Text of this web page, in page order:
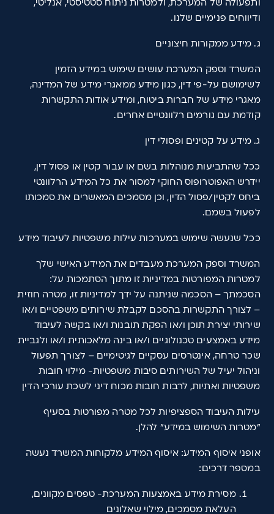
ותפעולה של המערכת, ולמטרות ניתוח סטטיסטי, אנליטי,
ודיווחים פנימיים שלנו.
ג. מידע ממקורות חיצוניים
המשרד וספק המערכת עושים שימוש במידע הזמין
לשימושם על-פי דין, כגון מידע ממאגרי מידע של המדינה,
מאגרי מידע של חברות ביטוח, ומידע אודות התקשרות
קודמת עם גורמים רלוונטיים אחרים.
ג. מידע על קטינים ופסולי דין
ככל שהתביעות מנוהלות בשם או עבור קטין או פסול דין,
יידרש האפוטרופוס החוקי למסור את כל המידע הרלוונטי
ביחס לקטין/פסול הדין, וכן מסמכים המאשרים את סמכותו
לפעול בשמם.
ככל שנעשה שימוש במערכות עילות משפטיות לעיבוד מידע
המשרד וספק המערכת מעבדים את המידע האישי שלך
למטרות המפורטות במדיניות זו מתוך הסתמכות על:
הסכמתך – הסכמה שניתנה על ידך למדיניות זו, מטרה חוזית
– לצורך התקשרות בהסכם לקבלת שירותים משפטיים ו/או
שירותי יצירת תוכן ו/או הפקת תובנות ו/או בקשה לעיבוד
מידע באמצעים טכנולוגיים ו/או בינה מלאכותית ו/או ולגביית
שכר טרחה, אינטרסים עסקיים לגיטימיים – לצורך תפעול
וניהול יעיל של השירותים סיבות משפטיות- מילוי חובות
משפטיות ואתיות, לרבות חובות מכוח דיני לשכת עורכי הדין
עילות העיבוד הספציפיות לכל מטרה מפורטות בסעיף
"מטרות השימוש במידע" להלן.
אופני איסוף המידע: איסוף המידע מלקוחות המשרד נעשה
במספר דרכים:
מסירת מידע באמצעות המערכת- טפסים מקוונים,
העלאת מסמכים, מילוי שאלונים